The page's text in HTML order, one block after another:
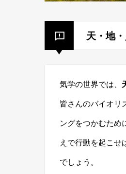
天・地
気学の世界では、
皆さんのバイオリ
ングをつかむため
えで行動を起こせ
でしょう。